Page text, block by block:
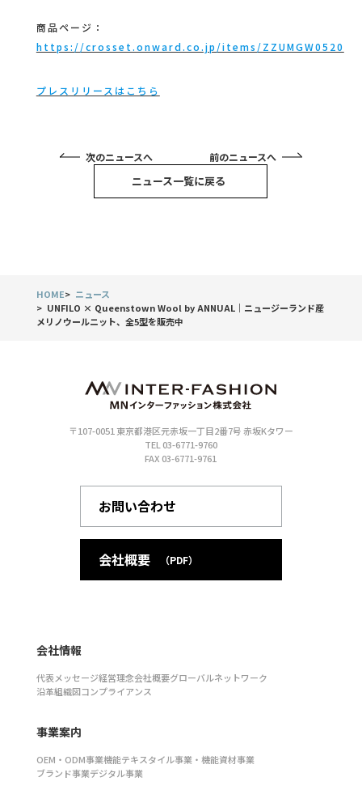
商品ページ：
https://crosset.onward.co.jp/items/ZZUMGW0520
プレスリリースはこちら
前のニュースへ
ニュース一覧に戻る
次のニュースへ
HOME
ニュース
UNFILO × Queenstown Wool by ANNUAL｜ニュージーランド産
メリノウールニット、全5型を販売中
会社情報
代表メッセージ経営理念会社概要グローバルネットワーク
沿革組織図コンプライアンス
事業案内
OEM・ODM事業機能テキスタイル事業・機能資材事業
ブランド事業デジタル事業
〒107-0051 東京都港区元赤坂一丁目2番7号 赤坂Kタワー
TEL 03-6771-9760
FAX 03-6771-9761
お問い合わせ
会社概要 （PDF）